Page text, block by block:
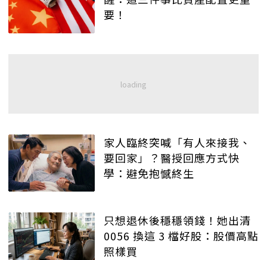
要！
家人臨終突喊「有人來接我、
要回家」？醫授回應方式快
學：避免抱憾終生
只想退休後穩穩領錢！她出清
0056 換這 3 檔好股：股價高點
照樣買